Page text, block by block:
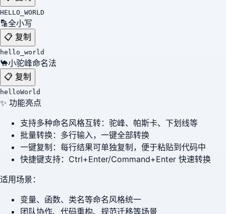
HELLO_WORLD
🔡全小写
📋 复制
hello_world
🐪小驼峰命名法
📋 复制
helloWorld
✨ 功能亮点
支持多种命名风格互转：驼峰、帕斯卡、下划线等
批量转换：多行输入，一键全部转换
一键复制：每行结果可单独复制，便于粘贴到代码中
快捷键支持：Ctrl+Enter/Command+Enter 快速转换
适用场景：
变量、函数、类名等命名风格统一
团队协作、代码重构、规范迁移等场景